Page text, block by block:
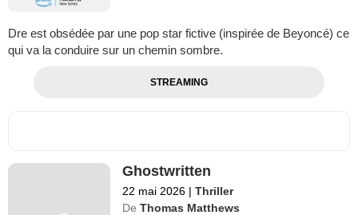
Dre est obsédée par une pop star fictive (inspirée de Beyoncé) ce
qui va la conduire sur un chemin sombre.
STREAMING
Ghostwritten
22 mai 2026 | Thriller
De Thomas Matthews